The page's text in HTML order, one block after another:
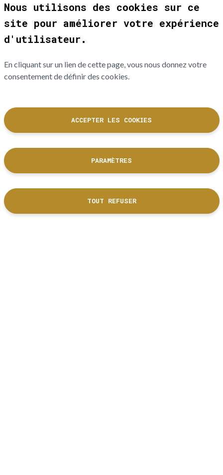
La Cité de l'accordéon et des patrimoines est un équipement culturel
Nous utilisons des cookies sur ce
site pour améliorer votre expérience
d'utilisateur.
En cliquant sur un lien de cette page, vous nous donnez votre
consentement de définir des cookies.
ACCEPTER LES COOKIES
PARAMÈTRES
TOUT REFUSER